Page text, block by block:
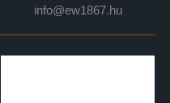
info@ew1867.hu